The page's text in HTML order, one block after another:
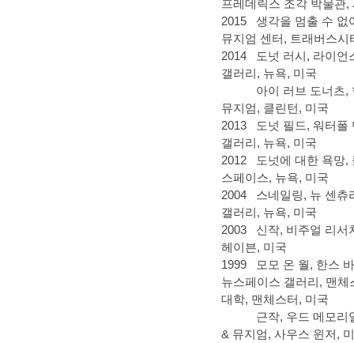
프레데릭스 조각 박물관,
2015
생각을 멈출 수
뮤지엄 센터, 트래버스시
2014
도넛 러시, 라이언
갤러리, 뉴욕, 미국
아이 러브 도너츠,
뮤지엄, 클린턴, 미국
2013
도넛 필드, 워터폴
갤러리, 뉴욕, 미국
2012
도넛에 대한 욕망,
스페이스, 뉴욕, 미국
2004
스네일링, 뉴 센츄
갤러리, 뉴욕, 미국
2003
신작, 비주얼 리서
헤이븐, 미국
1999
모모 온 월, 한스
뉴스페이스 갤러리, 맨체
대학, 맨체스터, 미국
근작, 우드 메모리
& 뮤지엄, 사우스 윈저,